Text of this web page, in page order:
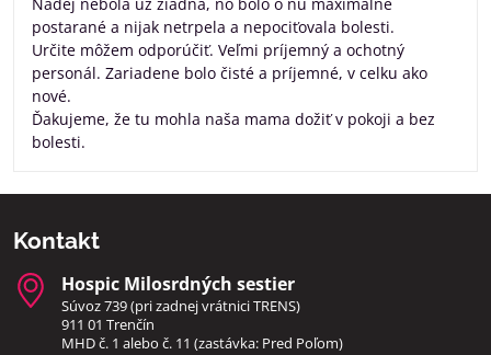
postarané a nijak netrpela a nepociťovala bolesti.
Určite môžem odporúčiť. Veľmi príjemný a ochotný
personál. Zariadene bolo čisté a príjemné, v celku ako
nové.
Ďakujeme, že tu mohla naša mama dožiť v pokoji a bez
bolesti.
Kontakt
Hospic Milosrdných sestier
Súvoz 739 (pri zadnej vrátnici TRENS)
911 01 Trenčín
MHD č. 1 alebo č. 11 (zastávka: Pred Poľom)